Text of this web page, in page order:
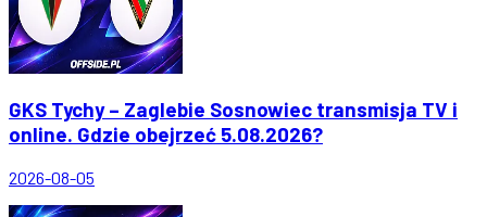
GKS Tychy – Zaglebie Sosnowiec transmisja TV i
online. Gdzie obejrzeć 5.08.2026?
2026-08-05